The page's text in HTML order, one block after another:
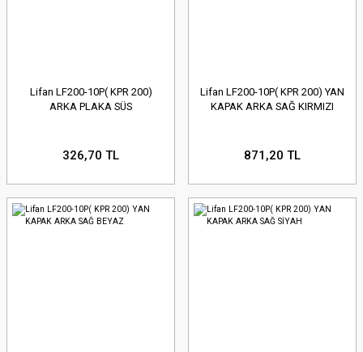
Lifan LF200-10P( KPR 200)
ARKA PLAKA SÜS
326,70 TL
Lifan LF200-10P( KPR 200) YAN
KAPAK ARKA SAĞ KIRMIZI
871,20 TL